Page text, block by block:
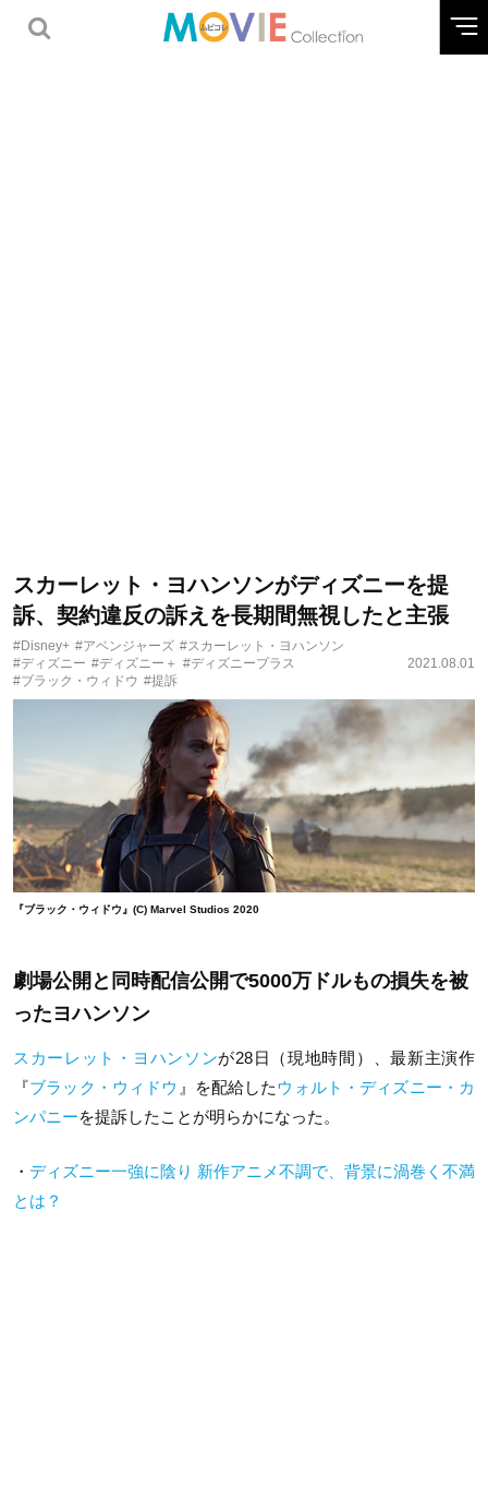
スカーレット・ヨハンソンがディズニーを提
訴、契約違反の訴えを長期間無視したと主張
#Disney+ #アベンジャーズ #スカーレット・ヨハンソン
#ディズニー #ディズニー＋ #ディズニープラス
#ブラック・ウィドウ #提訴
2021.08.01
『ブラック・ウィドウ』(C) Marvel Studios 2020
劇場公開と同時配信公開で5000万ドルもの損失を被
ったヨハンソン
スカーレット・ヨハンソンが28日（現地時間）、最新主演作
『ブラック・ウィドウ 』を配給したウォルト・ディズニー・カ
ンパニーを提訴したことが明らかになった。
・ ディズニー一強に陰り 新作アニメ不調で、背景に渦巻く不満
とは？